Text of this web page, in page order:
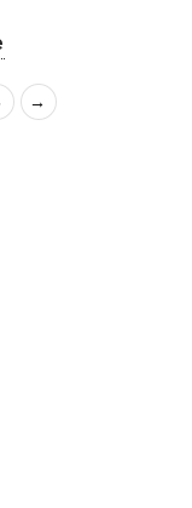
→